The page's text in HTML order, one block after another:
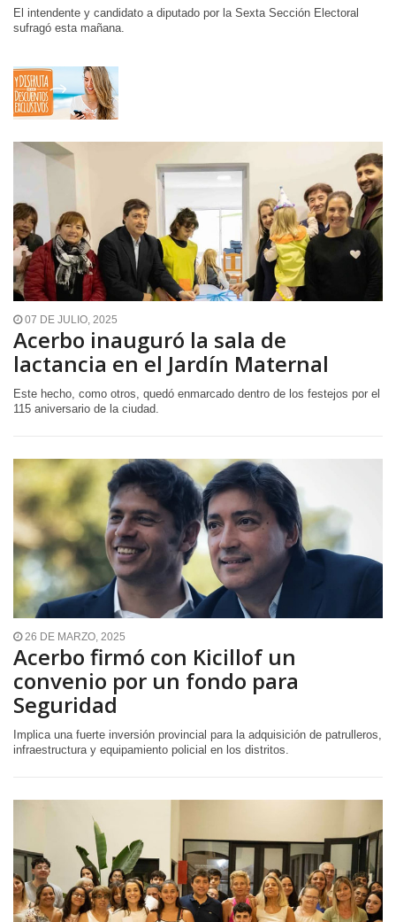
El intendente y candidato a diputado por la Sexta Sección Electoral
sufragó esta mañana.
07 DE JULIO, 2025
Acerbo inauguró la sala de
lactancia en el Jardín Maternal
Este hecho, como otros, quedó enmarcado dentro de los festejos por el
115 aniversario de la ciudad.
26 DE MARZO, 2025
Acerbo firmó con Kicillof un
convenio por un fondo para
Seguridad
Implica una fuerte inversión provincial para la adquisición de patrulleros,
infraestructura y equipamiento policial en los distritos.